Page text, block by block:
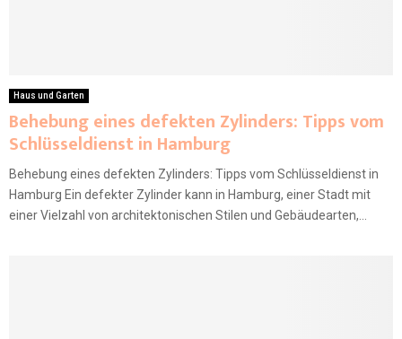
Haus und Garten
Behebung eines defekten Zylinders: Tipps vom
Schlüsseldienst in Hamburg
Behebung eines defekten Zylinders: Tipps vom Schlüsseldienst in
Hamburg Ein defekter Zylinder kann in Hamburg, einer Stadt mit
einer Vielzahl von architektonischen Stilen und Gebäudearten,...